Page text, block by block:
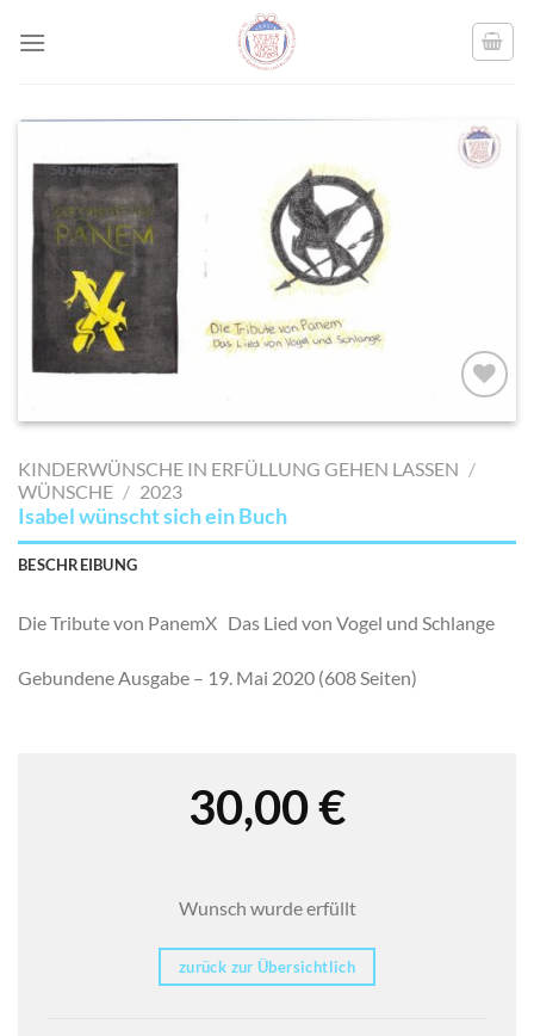
AUF MEINE
SETZEN
KINDERWÜNSCHE IN ERFÜLLUNG GEHEN LASSEN /
WÜNSCHE / 2023
Isabel wünscht sich ein Buch
BESCHREIBUNG
Die Tribute von PanemX Das Lied von Vogel und Schlange
Gebundene Ausgabe – 19. Mai 2020 (608 Seiten)
30,00€
Wunsch wurde erfüllt
zurück zur Übersichtlich